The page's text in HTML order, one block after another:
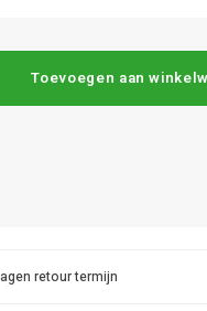
Toevoegen aan
retour termijn